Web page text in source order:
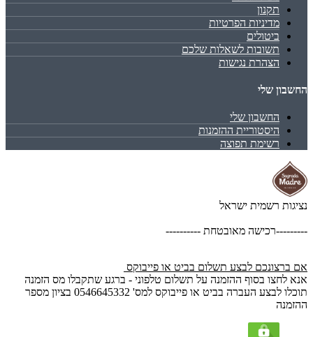
תקנון
מדיניות הפרטיות
ביטולים
תשובות לשאלות שלכם
הצהרת נגישות
החשבון שלי
החשבון שלי
היסטוריית ההזמנות
רשימת תפוצה
נציגות רשמית ישראל
---------רכישה מאובטחת ----------
אם ברצונכם לבצע תשלום בביט או פייבוקס
אנא לחצו בסוף ההזמנה על תשלום טלפוני - ברגע שתקבלו מס הזמנה
תוכלו לבצע העברה בביט או פייבוקס למס' 0546645332 בציון מספר
ההזמנה